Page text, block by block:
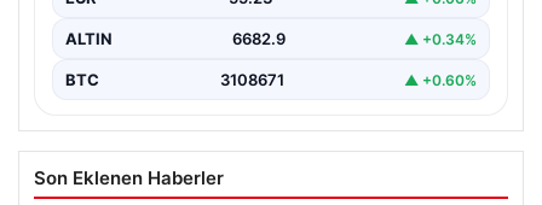
ALTIN 6682.9 ▲ +0.34%
BTC 3108671 ▲ +0.60%
Son Eklenen Haberler